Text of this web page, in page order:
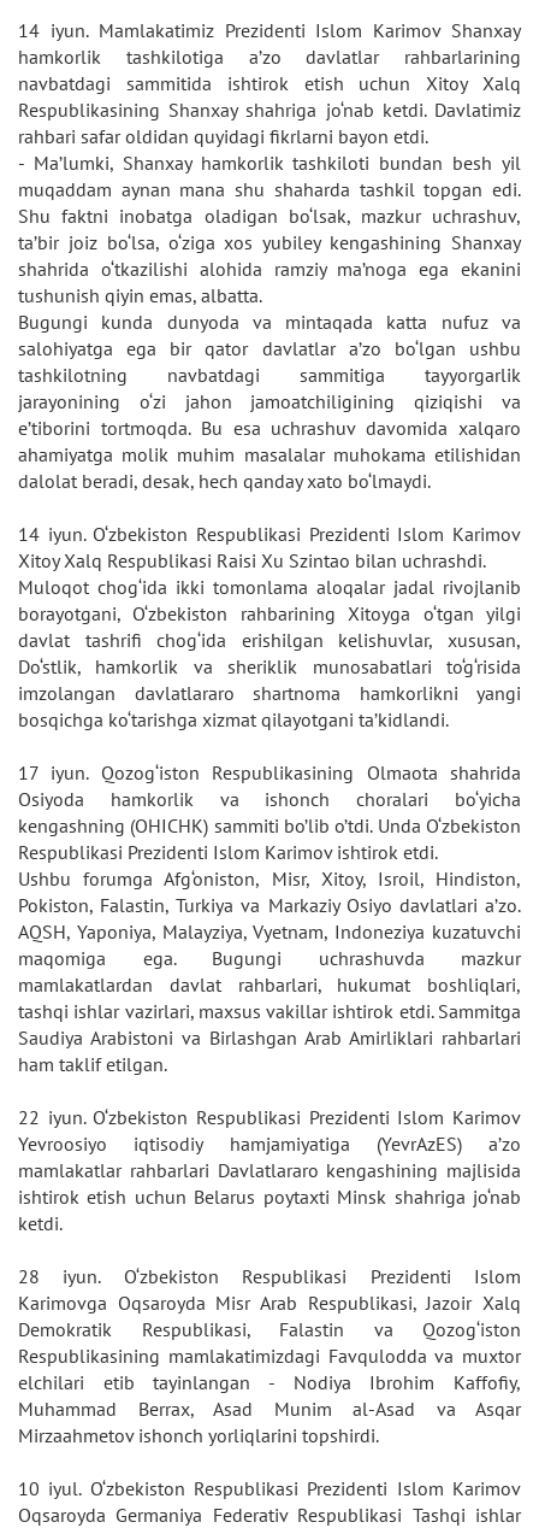
14 iyun. Mamlakatimiz Prezidenti Islom Karimov Shanxay
hamkorlik tashkilotiga a’zo davlatlar rahbarlarining
navbatdagi sammitida ishtirok etish uchun Xitoy Xalq
Respublikasining Shanxay shahriga jo‘nab ketdi. Davlatimiz
rahbari safar oldidan quyidagi fikrlarni bayon etdi.
- Ma’lumki, Shanxay hamkorlik tashkiloti bundan besh yil
muqaddam aynan mana shu shaharda tashkil topgan edi.
Shu faktni inobatga oladigan bo‘lsak, mazkur uchrashuv,
ta’bir joiz bo‘lsa, o‘ziga xos yubiley kengashining Shanxay
shahrida o‘tkazilishi alohida ramziy ma’noga ega ekanini
tushunish qiyin emas, albatta.
Bugungi kunda dunyoda va mintaqada katta nufuz va
salohiyatga ega bir qator davlatlar a’zo bo‘lgan ushbu
tashkilotning navbatdagi sammitiga tayyorgarlik
jarayonining o‘zi jahon jamoatchiligining qiziqishi va
e’tiborini tortmoqda. Bu esa uchrashuv davomida xalqaro
ahamiyatga molik muhim masalalar muhokama etilishidan
dalolat beradi, desak, hech qanday xato bo‘lmaydi.
14 iyun. O‘zbekiston Respublikasi Prezidenti Islom Karimov
Xitoy Xalq Respublikasi Raisi Xu Szintao bilan uchrashdi.
Muloqot chog‘ida ikki tomonlama aloqalar jadal rivojlanib
borayotgani, O‘zbekiston rahbarining Xitoyga o‘tgan yilgi
davlat tashrifi chog‘ida erishilgan kelishuvlar, xususan,
Do‘stlik, hamkorlik va sheriklik munosabatlari to‘g‘risida
imzolangan davlatlararo shartnoma hamkorlikni yangi
bosqichga ko‘tarishga xizmat qilayotgani ta’kidlandi.
17 iyun. Qozog‘iston Respublikasining Olmaota shahrida
Osiyoda hamkorlik va ishonch choralari bo‘yicha
kengashning (OHICHK) sammiti bo’lib o’tdi. Unda O‘zbekiston
Respublikasi Prezidenti Islom Karimov ishtirok etdi.
Ushbu forumga Afg‘oniston, Misr, Xitoy, Isroil, Hindiston,
Pokiston, Falastin, Turkiya va Markaziy Osiyo davlatlari a’zo.
AQSH, Yaponiya, Malayziya, Vyetnam, Indoneziya kuzatuvchi
maqomiga ega. Bugungi uchrashuvda mazkur
mamlakatlardan davlat rahbarlari, hukumat boshliqlari,
tashqi ishlar vazirlari, maxsus vakillar ishtirok etdi. Sammitga
Saudiya Arabistoni va Birlashgan Arab Amirliklari rahbarlari
ham taklif etilgan.
22 iyun. O‘zbekiston Respublikasi Prezidenti Islom Karimov
Yevroosiyo iqtisodiy hamjamiyatiga (YevrAzES) a’zo
mamlakatlar rahbarlari Davlatlararo kengashining majlisida
ishtirok etish uchun Belarus poytaxti Minsk shahriga jo‘nab
ketdi.
28 iyun. O‘zbekiston Respublikasi Prezidenti Islom
Karimovga Oqsaroyda Misr Arab Respublikasi, Jazoir Xalq
Demokratik Respublikasi, Falastin va Qozog‘iston
Respublikasining mamlakatimizdagi Favqulodda va muxtor
elchilari etib tayinlangan - Nodiya Ibrohim Kaffofiy,
Muhammad Berrax, Asad Munim al-Asad va Asqar
Mirzaahmetov ishonch yorliqlarini topshirdi.
10 iyul. O‘zbekiston Respublikasi Prezidenti Islom Karimov
Oqsaroyda Germaniya Federativ Respublikasi Tashqi ishlar